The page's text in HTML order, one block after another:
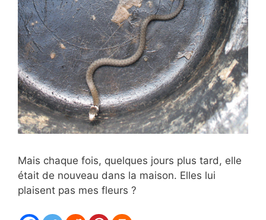
Mais chaque fois, quelques jours plus tard, elle
était de nouveau dans la maison. Elles lui
plaisent pas mes fleurs ?